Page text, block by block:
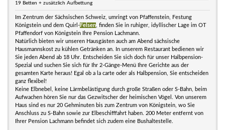
19 Betten + zusätzlich Aufbettung
Im Zentrum der Sächsischen Schweiz, umringt von Pfaffenstein, Festung
Königstein und dem Quirl-Felsen , finden Sie in ruhiger, idyllischer Lage im OT
Pfaffendorf von Königstein Ihre Pension Lachmann.
Natürlich bieten wir unseren Hausgästen auch am Abend sächsische
Hausmannskost zu kühlen Getränken an. In unserem Restaurant bedienen wir
Sie jeden Abend ab 18 Uhr. Entscheiden Sie sich doch für unser Halbpension-
Spezial und suchen Sie sich für Ihr 2-Gänge-Menü Ihre Gerichte aus der
gesamten Karte heraus! Egal ob a la carte oder als Halbpension, Sie entscheiden
ganz flexibel!
Keine Elbnebel, keine Lärmbelästigung durch große Straßen oder S-Bahn, beim
Aufwachen hören Sie nur das Gezwitscher der heimischen Vögel. Von unserem
Haus sind es nur 20 Gehminuten bis zum Zentrum von Königstein, wo Sie
Anschluss zu S-Bahn sowie zur Elbeschifffahrt haben. 200 Meter entfernt von
Ihrer Pension Lachmann befindet sich zudem eine Bushaltestelle.